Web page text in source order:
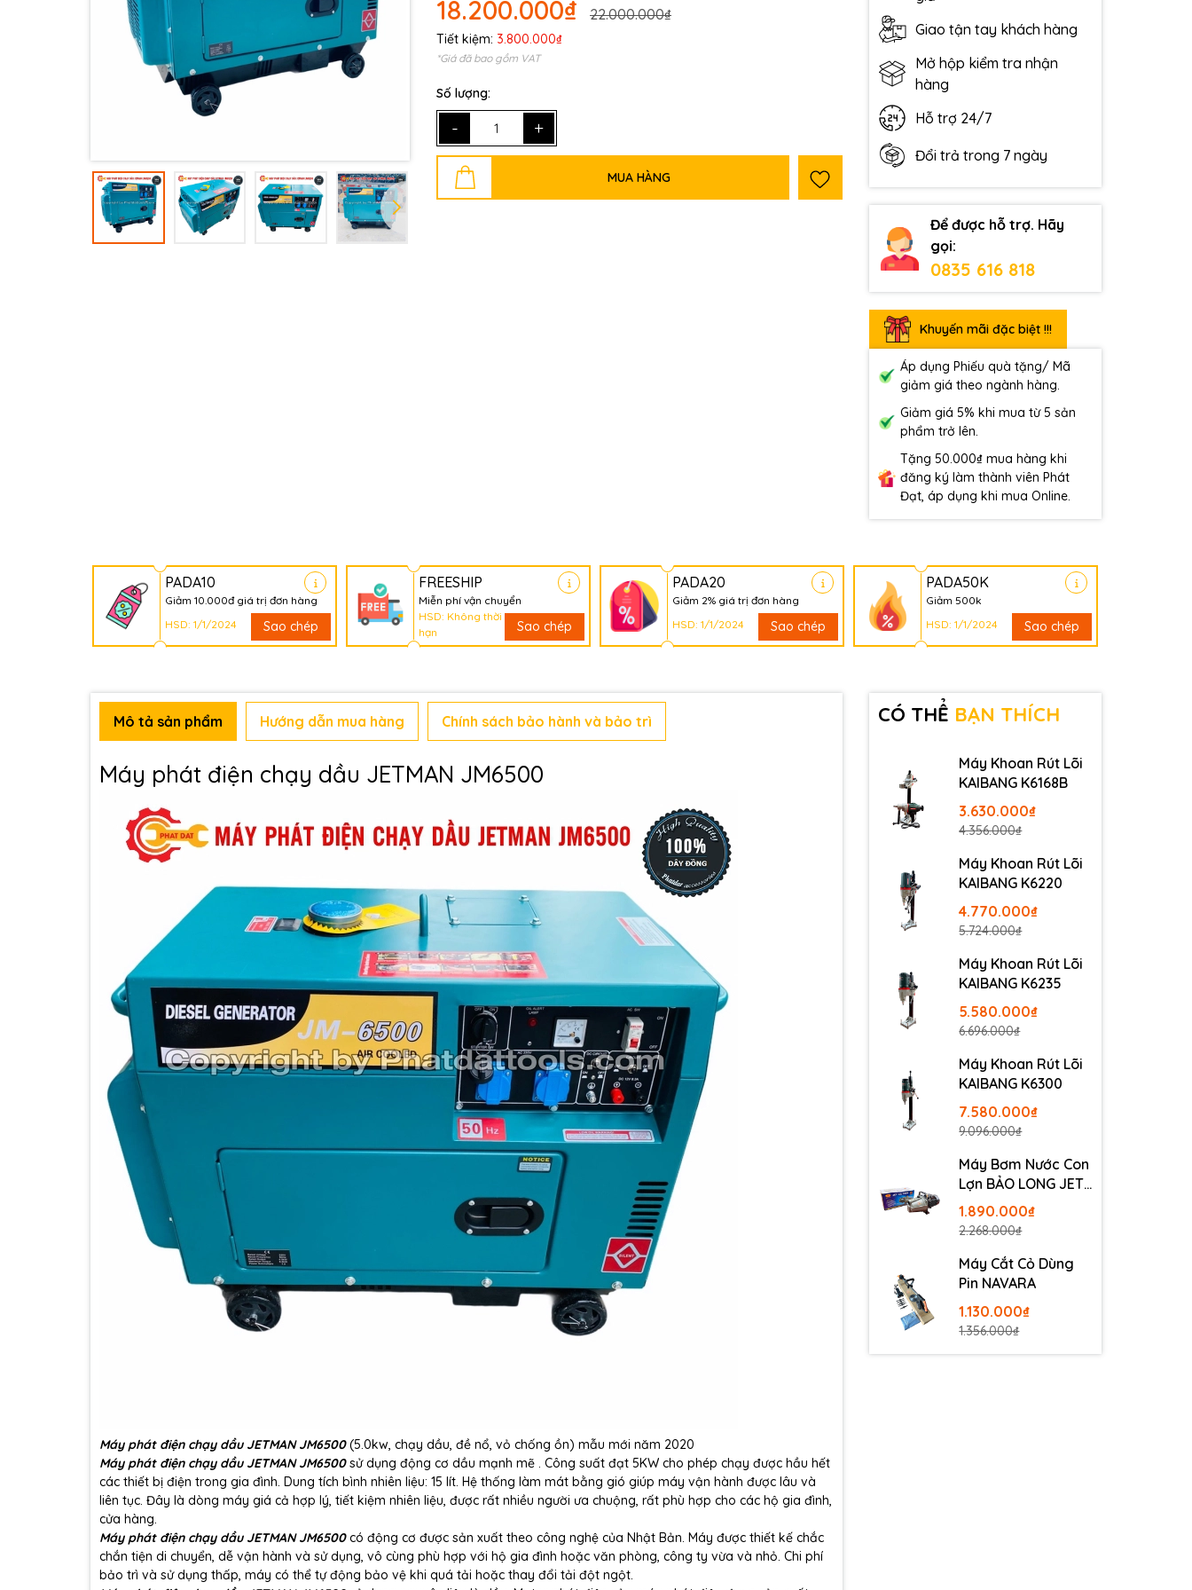
18.200.000₫ 22.000.000₫
Tiết kiệm: 3.800.000₫
*Giá đã bao gồm VAT
Số lượng:
- +
MUA HÀNG
Giao tận tay khách hàng
Mở hộp kiểm tra nhận
hàng
Hỗ trợ 24/7
Đổi trả trong 7 ngày
Để được hỗ trợ. Hãy
gọi:
0835 616 818
Khuyến mãi đặc biệt !!!
Áp dụng Phiếu quà tặng/ Mã
giảm giá theo ngành hàng.
Giảm giá 5% khi mua từ 5 sản
phẩm trở lên.
Tặng 50.000₫ mua hàng khi
đăng ký làm thành viên Phát
Đạt, áp dụng khi mua Online.
PADA10
Giảm 10.000đ giá trị đơn hàng
HSD: 1/1/2024
Sao chép
FREESHIP
Miễn phí vận chuyển
HSD: Không thời
hạn
Sao chép
PADA20
Giảm 2% giá trị đơn hàng
HSD: 1/1/2024
Sao chép
PADA50K
Giảm 500k
HSD: 1/1/2024
Sao chép
Mã giảm giá:
Điều kiện:
Mô tả sản phẩm Hướng dẫn mua hàng Chính sách bảo hành và bảo trì
Máy phát điện chạy dầu JETMAN JM6500
Máy phát điện chạy dầu JETMAN JM6500(5.0kw, chạy dầu, đề nổ, vỏ chống ồn) mẫu mới năm 2020
Máy phát điện chạy dầu JETMAN JM6500sử dụng động cơ dầu mạnh mẽ . Công suất đạt 5KW cho phép chạy được hầu hết
các thiết bị điện trong gia đình. Dung tích bình nhiên liệu: 15 lít. Hệ thống làm mát bằng gió giúp máy vận hành được lâu và
liên tục. Đây là dòng máy giá cả hợp lý, tiết kiệm nhiên liệu, được rất nhiều người ưa chuộng, rất phù hợp cho các hộ gia đình,
cửa hàng.
Máy phát điện chạy dầu JETMAN JM6500có động cơ được sản xuất theo công nghệ của Nhật Bản. Máy được thiết kế chắc
chắn tiện di chuyển, dễ vận hành và sử dụng, vô cùng phù hợp với hộ gia đình hoặc văn phòng, công ty vừa và nhỏ. Chi phí
bảo trì và sử dụng thấp, máy có thể tự động bảo vệ khi quá tải hoặc thay đổi tải đột ngột.
CÓ THỂ BẠN THÍCH
Máy Khoan Rút Lõi
KAIBANG K6168B
3.630.000₫
4.356.000₫
Máy Khoan Rút Lõi
KAIBANG K6220
4.770.000₫
5.724.000₫
Máy Khoan Rút Lõi
KAIBANG K6235
5.580.000₫
6.696.000₫
Máy Khoan Rút Lõi
KAIBANG K6300
7.580.000₫
9.096.000₫
Máy Bơm Nước Con
Lợn BẢO LONG JET-
100
1.890.000₫
2.268.000₫
Máy Cắt Cỏ Dùng
Pin NAVARA
1.130.000₫
1.356.000₫